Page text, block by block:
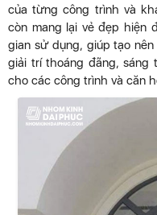
của từng công trình và
còn mang lại vẻ đẹp hiện
gian sử dụng, giúp tạo
giải trí thoáng đãng, sáng
cho các công trình và căn